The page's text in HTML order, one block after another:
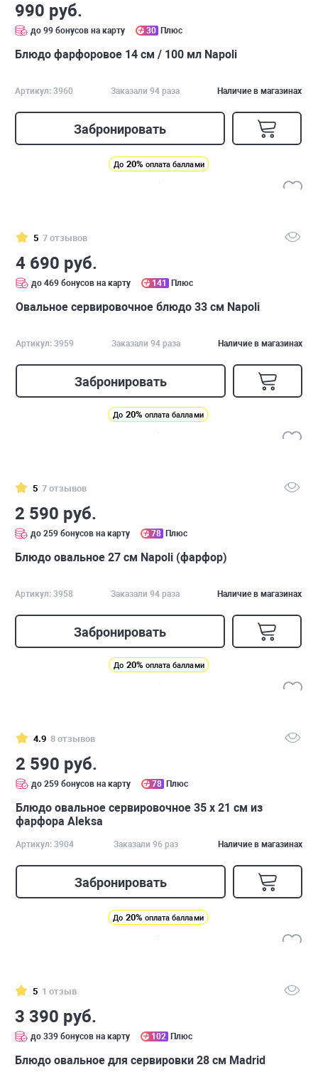
990 руб.
до 99 бонусов на карту 30 Плюс
Блюдо фарфоровое 14 см / 100 мл Napoli
Артикул: 3960 Заказали 94 раза Наличие в магазинах
Забронировать
До 20% оплата баллами
5 7 отзывов
4 690 руб.
до 469 бонусов на карту 141 Плюс
Овальное сервировочное блюдо 33 см Napoli
Артикул: 3959 Заказали 94 раза Наличие в магазинах
Забронировать
До 20% оплата баллами
5 7 отзывов
2 590 руб.
до 259 бонусов на карту 78 Плюс
Блюдо овальное 27 см Napoli (фарфор)
Артикул: 3958 Заказали 94 раза Наличие в магазинах
Забронировать
До 20% оплата баллами
4.9 8 отзывов
2 590 руб.
до 259 бонусов на карту 78 Плюс
Блюдо овальное сервировочное 35 х 21 см из
фарфора Aleksa
Артикул: 3904 Заказали 96 раз Наличие в магазинах
Забронировать
До 20% оплата баллами
5 1 отзыв
3 390 руб.
до 339 бонусов на карту 102 Плюс
Блюдо овальное для сервировки 28 см Madrid